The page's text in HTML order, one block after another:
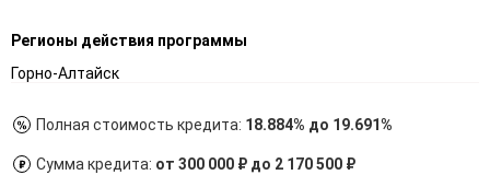
Регионы действия программы
Горно-Алтайск
Полная стоимость кредита: 18.884% до 19.691%
Сумма кредита: от 300 000 ₽ до 2 170 500 ₽